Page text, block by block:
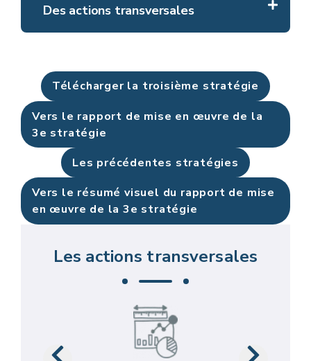
Des actions transversales
Télécharger la troisième stratégie
Vers le rapport de mise en œuvre de la
3e stratégie
Les précédentes stratégies
Vers le résumé visuel du rapport de mise
en œuvre de la 3e stratégie
Les actions transversales